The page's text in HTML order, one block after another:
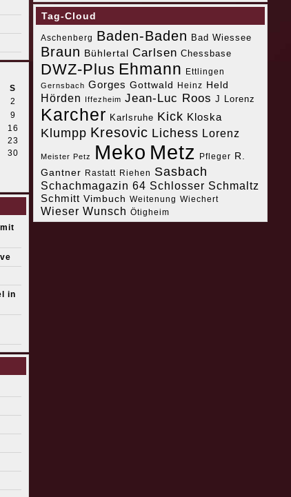
S
2
9
16
23
30
in
Tag-Cloud
Aschenberg Baden-Baden Bad Wiessee
Braun Bühlertal Carlsen Chessbase
DWZ-Plus Ehmann Ettlingen
Gernsbach Gorges Gottwald Heinz Held
Hörden Iffezheim Jean-Luc Roos J Lorenz
Karcher Karlsruhe Kick Kloska
Klumpp Kresovic Lichess Lorenz
Meister Petz Meko Metz Pfleger R.
Gantner
Rastatt Riehen Sasbach
Schachmagazin 64 Schlosser Schmaltz
Schmitt Vimbuch Weitenung Wiechert
Wieser Wunsch Ötigheim